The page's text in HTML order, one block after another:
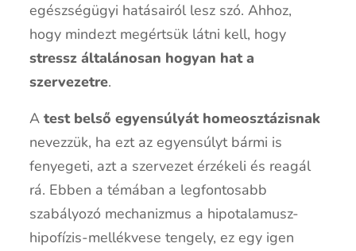
egészségügyi hatásairól lesz szó. Ahhoz,
hogy mindezt megértsük látni kell, hogy
stressz általánosan hogyan hat a
szervezetre.
Atest belső egyensúlyát homeosztázisnak
nevezzük, ha ezt az egyensúlyt bármi is
fenyegeti, azt a szervezet érzékeli és reagál
rá. Ebben a témában a legfontosabb
szabályozó mechanizmus a hipotalamusz-
hipofízis-mellékvese tengely, ez egy igen